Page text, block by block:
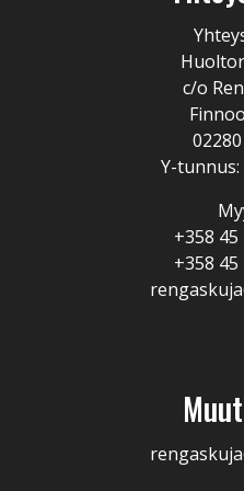
c/o
Y-tunnus:
+358 45
+358 45